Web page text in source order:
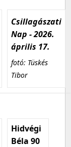
Csillagászati
Nap - 2026.
április 17.
fotó: Tüskés
Tibor
Hidvégi
Béla 90